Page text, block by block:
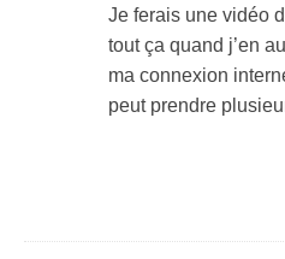
Je ferais une vidéo
tout ça quand j’en
ma connexion
peut prendre